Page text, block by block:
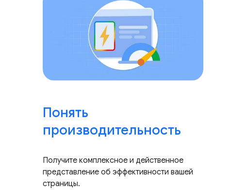
Понять
производительность
Получите комплексное и действенное
представление об эффективности вашей
страницы.